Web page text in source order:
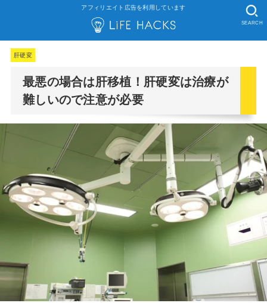
アフィリエイト広告を利用しています
SEARCH
肝硬変
最悪の場合は肝移植！肝硬変は治療が
難しいので注意が必要